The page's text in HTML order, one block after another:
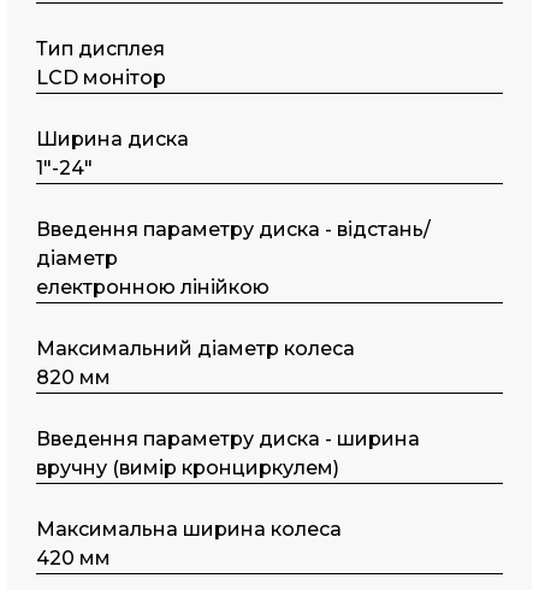
Тип дисплея
LCD монітор
Шиpинa диcкa
1"-24"
Введення параметру диска - відстань/
діаметр
електронною лінійкою
Максимальний діаметр колеса
820 мм
Введення параметру диска - ширина
вручну (вимір кронциркулем)
Максимальна ширина колеса
420 мм